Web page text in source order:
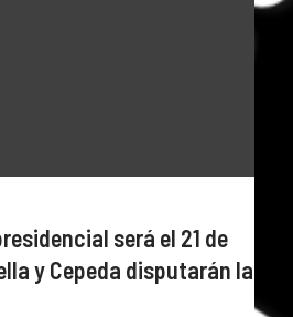
será el 21 de
y Cepeda disputarán la